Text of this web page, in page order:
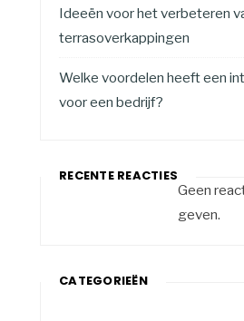
Ideeën voor het verbeteren
terrasoverkappingen
Welke voordelen heeft een
voor een bedrijf?
RECENTE REACTIES
Geen
geven.
CATEGORIEËN